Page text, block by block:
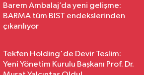
Barem Ambalaj’da yeni gelişme:
BARMA tüm BIST endekslerinden
çıkarılıyor
Tekfen Holding'de Devir Teslim:
Yeni Yönetim Kurulu Başkanı Prof. Dr.